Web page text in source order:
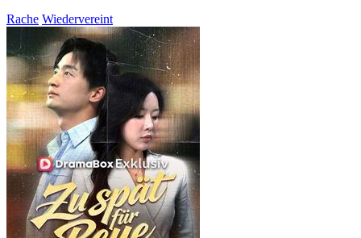
Rache Wiedervereint